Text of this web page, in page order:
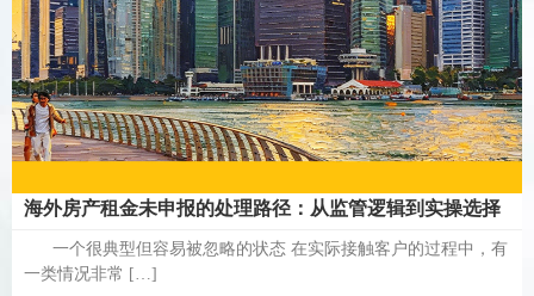
海外房产租金未申报的处理路径：从监管逻辑到实操选择
一个很典型但容易被忽略的状态 在实际接触客户的过程中，有
一类情况非常 […]